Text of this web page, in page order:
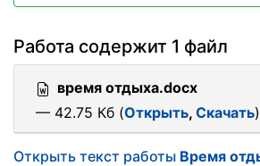
Работа содержит 1 файл
время отдыха.docx
— 42.75 Кб (Открыть, Скачать)
Открыть текст работы Время